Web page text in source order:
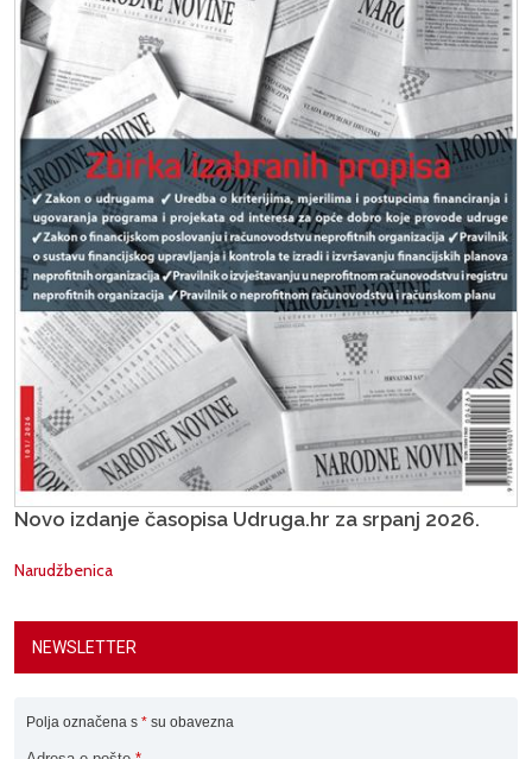
Novo izdanje časopisa Udruga.hr za srpanj 2026.
Narudžbenica
NEWSLETTER
Polja označena s * su obavezna